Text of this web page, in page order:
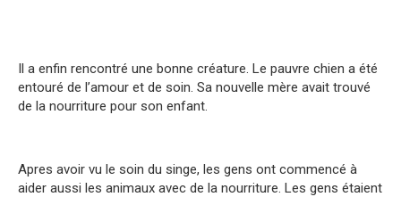
Il a enfin rencontré une bonne créature. Le pauvre chien a été
entouré de l’amour et de soin. Sa nouvelle mère avait trouvé
de la nourriture pour son enfant.
Apres avoir vu le soin du singe, les gens ont commencé à
aider aussi les animaux avec de la nourriture. Les gens étaient